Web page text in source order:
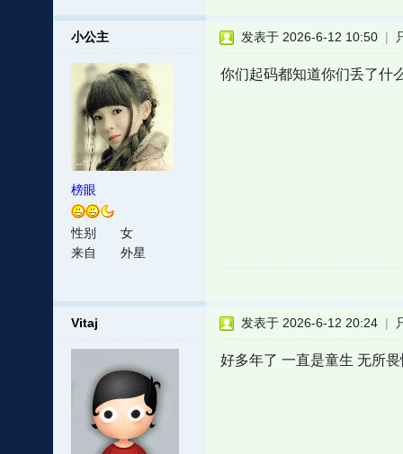
小公主
榜眼
性别
女
来自
外星
发表于 2026-6-12 10:50 |
你们起码都知道你们丢了什
Vitaj 发表于 2026-6-12 20:24 |
好多年了 一直是童生 无所畏